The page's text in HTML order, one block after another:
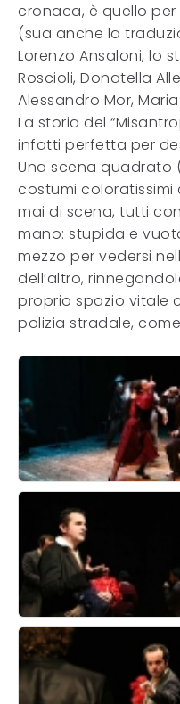
cronaca, è quello
(sua anche la
Lorenzo Ansaloni, lo
Roscioli, Donatella
Alessandro Mor,
La storia del
infatti perfetta per
Una scena quadrato
costumi
mai di scena, tutti
mano: stupida e
mezzo per vedersi
dell’altro,
proprio spazio vitale
polizia stradale,